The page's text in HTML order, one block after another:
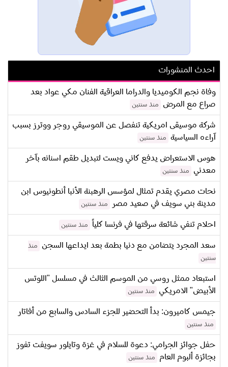
احدث المنشورات
وفاة نجم الكوميديا والدراما العراقية الفنان مكي عواد بعد
صراع مع المرض
منذ سنتين
شركة موسيقى امريكية تنفصل عن الموسيقي روجر ووترز بسبب
آراءه السياسية
منذ سنتين
هوس الاستعراض يدفع كاني ويست لتبديل طقم اسنانه بآخر
معدني
منذ سنتين
نحات مصري يقدم تمثال لمؤسس الرهبنة الأنبا أنطونيوس ابن
مدينة بني سويف في صعيد مصر
منذ سنتين
احلام تنفي شائعة سرقتها في فرنسا كلياً منذ سنتين
سعد المجرد يتضامن مع دنيا بطمة بعد ايداعها السجن
منذ
سنتين
استبعاد ممثل روسي من الموسم الثالث في مسلسل "اللوتس
الأبيض" الامريكي
منذ سنتين
جيمس كاميرون: بدأ التحضير للجزء السادس والسابع من أفاتار
منذ سنتين
حفل جوائز الجرامي: دعوة للسلام في غزة وتايلور سويفت تفوز
بجائزة ألبوم العام
منذ سنتين